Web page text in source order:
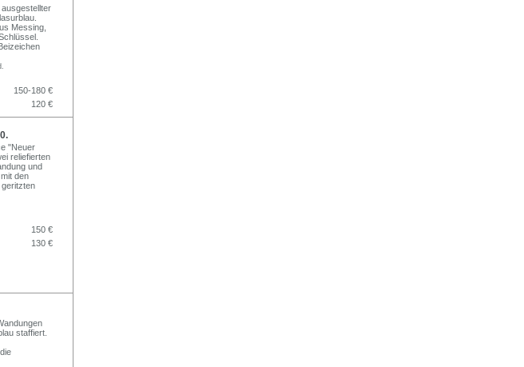
Messing,
150-180 €
120 €
"Neuer
reliefierten
und
den
150 €
130 €
staffiert.